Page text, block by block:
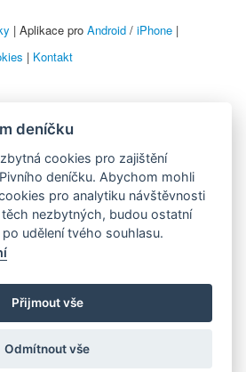
| Aplikace pro Android / iPhone |
| Kontakt
aka Emka
který není spjat s žádným
Názory uživatelů nemusí nutně
Deníčku.
deníčku
cookies pro zajištění
deníčku. Abychom mohli
pro analytiku návštěvnosti
nezbytných, budou ostatní
udělení tvého souhlasu.
Přijmout vše
Odmítnout vše